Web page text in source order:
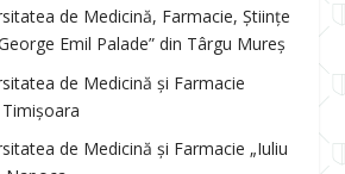
de Medicină, Farmacie, Științe
Emil Palade” din Târgu Mureș
de Medicină și Farmacie
Timișoara
de Medicină și Farmacie „Iuliu